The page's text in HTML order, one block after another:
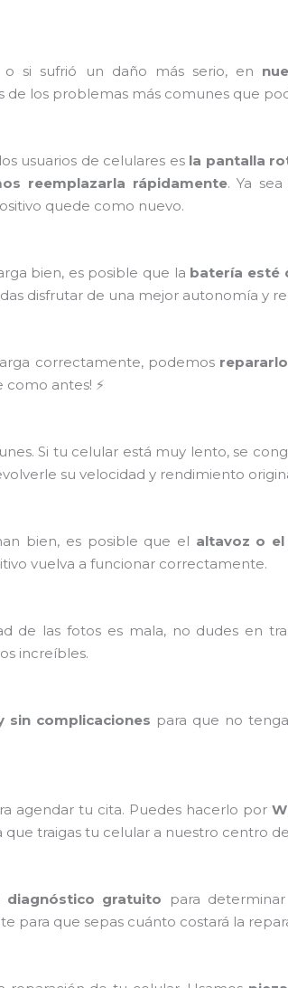
si sufrió un daño más serio, en
los problemas más comunes que
usuarios de celulares es la pantalla
reemplazarla rápidamente. Ya sea
quede como nuevo.
bien, es posible que la batería esté
disfrutar de una mejor autonomía y
correctamente, podemos
antes! ⚡
Si tu celular está muy lento, se
su velocidad y rendimiento
bien, es posible que el altavoz o
vuelva a funcionar correctamente.
de las fotos es mala, no dudes en
increíbles.
sin complicaciones para que no
agendar tu cita. Puedes hacerlo por
traigas tu celular a nuestro centro
diagnóstico gratuito para
para que sepas cuánto costará la